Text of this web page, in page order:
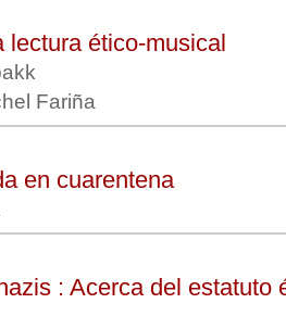
lectura ético-musical
Fariña
en cuarentena
: Acerca del estatuto